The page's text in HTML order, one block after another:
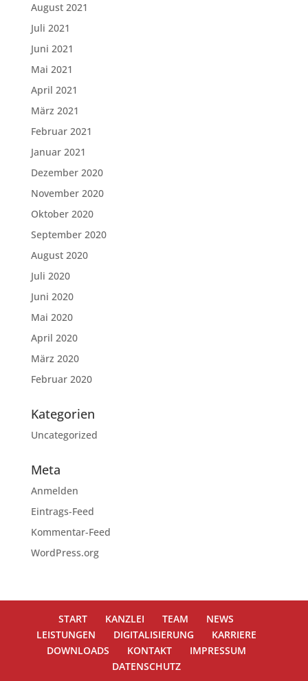
August 2021
Juli 2021
Juni 2021
Mai 2021
April 2021
März 2021
Februar 2021
Januar 2021
Dezember 2020
November 2020
Oktober 2020
September 2020
August 2020
Juli 2020
Juni 2020
Mai 2020
April 2020
März 2020
Februar 2020
Kategorien
Uncategorized
Meta
Anmelden
Eintrags-Feed
Kommentar-Feed
WordPress.org
START KANZLEI TEAM
NEWS
LEISTUNGEN
DIGITALISIERUNG
KARRIERE
DOWNLOADS
KONTAKT
IMPRESSUM
DATENSCHUTZ